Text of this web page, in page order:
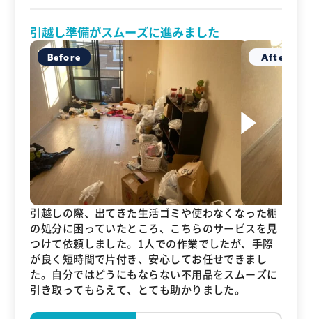
引越し準備がスムーズに進みました
引越しの際、出てきた生活ゴミや使わなくなった棚
の処分に困っていたところ、こちらのサービスを見
つけて依頼しました。1人での作業でしたが、手際
が良く短時間で片付き、安心してお任せできまし
た。自分ではどうにもならない不用品をスムーズに
引き取ってもらえて、とても助かりました。